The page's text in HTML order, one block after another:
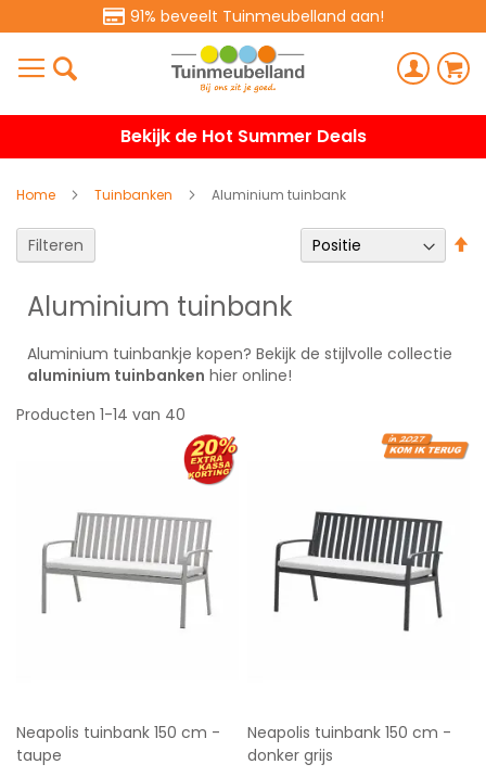
91% beveelt Tuinmeubelland aan!
Bekijk de Hot Summer Deals
Home Tuinbanken Aluminium tuinbank
Aluminium tuinbank
Aluminium tuinbankje kopen? Bekijk de stijlvolle collectie
aluminium tuinbanken hier online!
Producten 1-14 van 40
Neapolis tuinbank 150 cm -
taupe
Neapolis tuinbank 150 cm -
donker grijs
Filteren